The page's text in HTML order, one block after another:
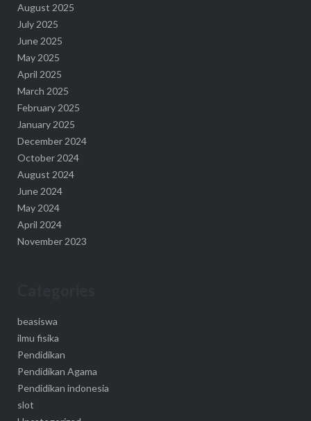
August 2025
July 2025
June 2025
May 2025
April 2025
March 2025
February 2025
January 2025
December 2024
October 2024
August 2024
June 2024
May 2024
April 2024
November 2023
beasiswa
ilmu fisika
Pendidikan
Pendidikan Agama
Pendidikan indonesia
slot